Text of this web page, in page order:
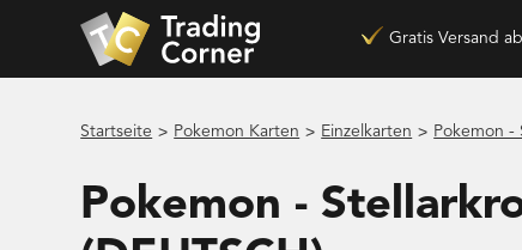
Gratis Versand
Startseite > Pokemon Karten > Einzelkarten > Pokemon -
Pokemon -